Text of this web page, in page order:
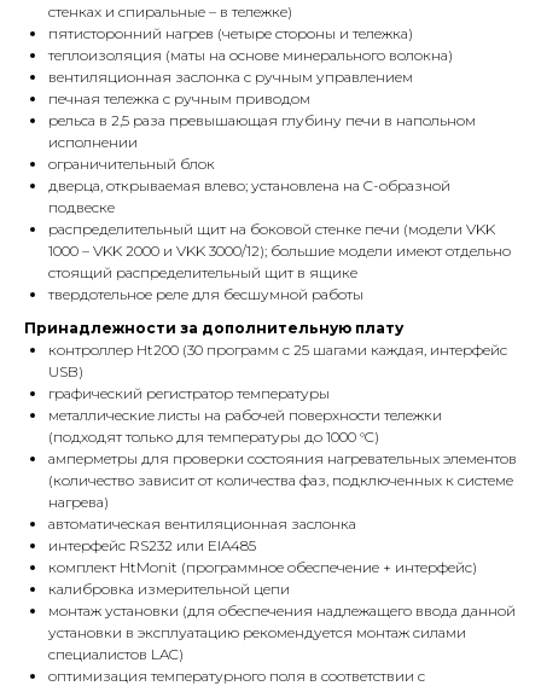
стенках и спиральные – в тележке)
пятисторонний нагрев (четыре стороны и тележка)
теплоизоляция (маты на основе минерального волокна)
вентиляционная заслонка с ручным управлением
печная тележка с ручным приводом
рельса в 2,5 раза превышающая глубину печи в напольном
исполнении
ограничительный блок
дверца, открываемая влево; установлена на C-образной
подвеске
распределительный щит на боковой стенке печи (модели VKK
1000 – VKK 2000 и VKK 3000/12); большие модели имеют отдельно
стоящий распределительный щит в ящике
твердотельное реле для бесшумной работы
Принадлежности за дополнительную плату
контроллер Ht200 (30 программ с 25 шагами каждая, интерфейс
USB)
графический регистратор температуры
металлические листы на рабочей поверхности тележки
(подходят только для температуры до 1000 °C)
амперметры для проверки состояния нагревательных элементов
(количество зависит от количества фаз, подключенных к системе
нагрева)
автоматическая вентиляционная заслонка
интерфейс RS232 или EIA485
комплект HtMonit (программное обеспечение + интерфейс)
калибровка измерительной цепи
монтаж установки (для обеспечения надлежащего ввода данной
установки в эксплуатацию рекомендуется монтаж силами
специалистов LAC)
оптимизация температурного поля в соответствии с